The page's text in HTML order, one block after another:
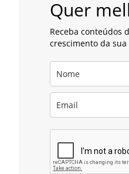
Quer
Receba conteúdos
crescimento da sua